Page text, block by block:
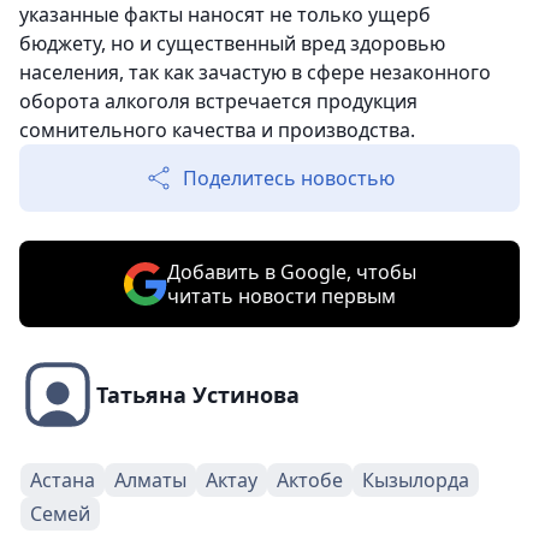
указанные факты наносят не только ущерб
бюджету, но и существенный вред здоровью
населения, так как зачастую в сфере незаконного
оборота алкоголя встречается продукция
сомнительного качества и производства.
Поделитесь новостью
Добавить в Google, чтобы
читать новости первым
Татьяна Устинова
Астана Алматы Актау Актобе
Кызылорда
Семей